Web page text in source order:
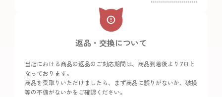
返品・交換について
当店における商品の返品のご対応期間は、商品到着後より7日と
なっております。
商品を受取りいただけましたら、まず商品に誤りがないか、破損
等の不備がないかをご確認ください。